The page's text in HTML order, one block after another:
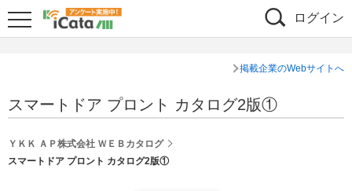
ログイン
掲載企業のWebサイトへ
スマートドア プロント カタログ2版①
ＹＫＫ ＡＰ株式会社 ＷＥＢカタログ
スマートドア プロント カタログ2版①